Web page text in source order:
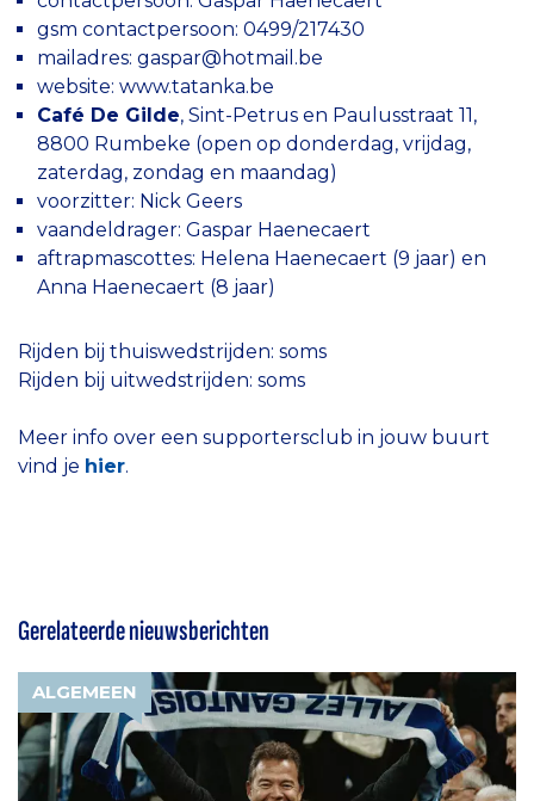
gsm contactpersoon: 0499/217430
mailadres: gaspar@hotmail.be
website: www.tatanka.be
Café De Gilde, Sint-Petrus en Paulusstraat 11,
8800 Rumbeke (open op donderdag, vrijdag,
zaterdag, zondag en maandag)
voorzitter: Nick Geers
vaandeldrager: Gaspar Haenecaert
aftrapmascottes: Helena Haenecaert (9 jaar) en
Anna Haenecaert (8 jaar)
Rijden bij thuiswedstrijden: soms
Rijden bij uitwedstrijden: soms
Meer info over een supportersclub in jouw buurt
vind je hier.
Gerelateerde nieuwsberichten
ALGEMEEN